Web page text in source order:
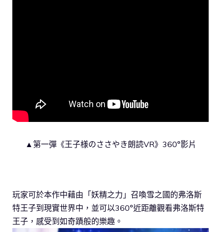
▲第一彈《王子様のささやき朗読VR》360°影片
玩家可於本作中藉由「妖精之力」召喚雪之國的弗洛斯
特王子到現實世界中，並可以360°近距離觀看弗洛斯特
王子，感受到如奇蹟般的樂趣。